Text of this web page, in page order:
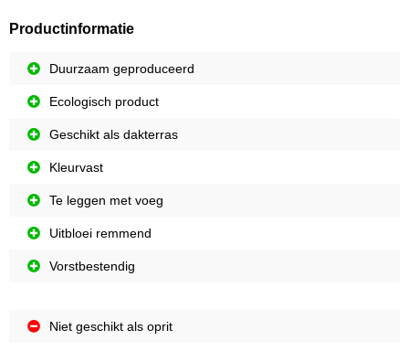
Productinformatie
Duurzaam geproduceerd
Ecologisch product
Geschikt als dakterras
Kleurvast
Te leggen met voeg
Uitbloei remmend
Vorstbestendig
Niet geschikt als oprit